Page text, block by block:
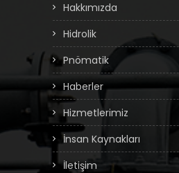
Hakkımızda
Hidrolik
Pnömatik
Haberler
Hizmetlerimiz
İnsan Kaynakları
İletişim